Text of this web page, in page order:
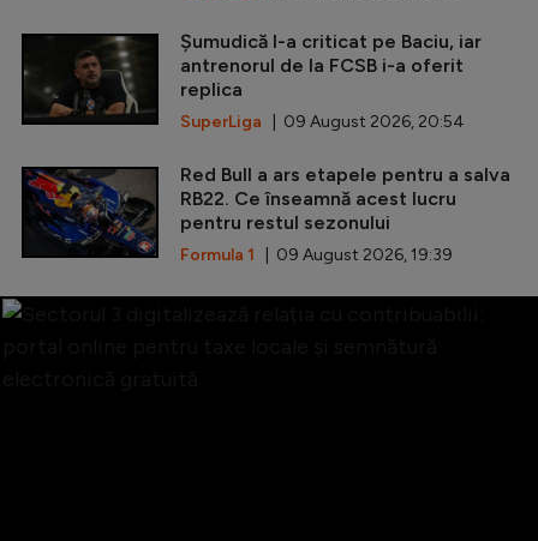
Șumudică l-a criticat pe Baciu, iar
antrenorul de la FCSB i-a oferit
replica
SuperLiga | 09 August 2026, 20:54
Red Bull a ars etapele pentru a salva
RB22. Ce înseamnă acest lucru
pentru restul sezonului
Formula 1 | 09 August 2026, 19:39